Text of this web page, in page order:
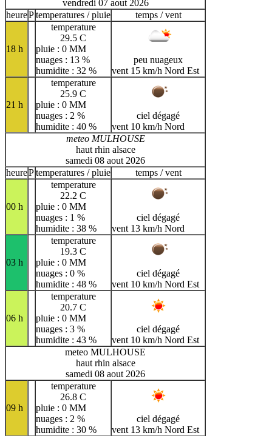
vendredi 07 aout 2026
heurePtemperatures / pluie temps / vent
18 h
temperature
29.5 C
pluie : 0 MM
nuages : 13 %
humidite : 32 %
peu nuageux
vent 15 km/h Nord Est
21 h
temperature
25.9 C
pluie : 0 MM
nuages : 2 %
humidite : 40 %
ciel dégagé
vent 10 km/h Nord
meteo MULHOUSE
haut rhin alsace
samedi 08 aout 2026
heurePtemperatures / pluie temps / vent
00 h
temperature
22.2 C
pluie : 0 MM
nuages : 1 %
humidite : 38 %
ciel dégagé
vent 13 km/h Nord
03 h
temperature
19.3 C
pluie : 0 MM
nuages : 0 %
humidite : 48 %
ciel dégagé
vent 10 km/h Nord Est
06 h
temperature
20.7 C
pluie : 0 MM
nuages : 3 %
humidite : 43 %
ciel dégagé
vent 10 km/h Nord Est
meteo MULHOUSE
haut rhin alsace
samedi 08 aout 2026
09 h
temperature
26.8 C
pluie : 0 MM
nuages : 2 %
humidite : 30 %
ciel dégagé
vent 13 km/h Nord Est